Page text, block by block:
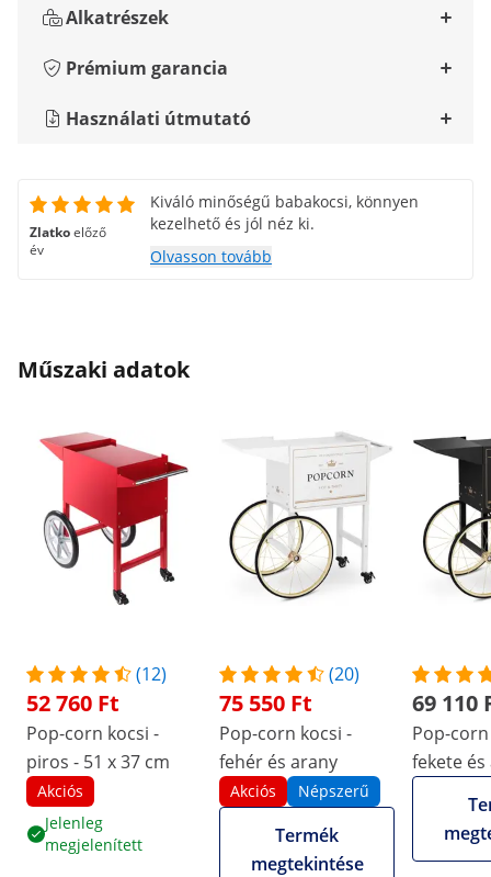
Alkatrészek
Prémium garancia
Használati útmutató
Zlatkoelőző
év
Kiváló minőségű babakocsi, könnyen
kezelhető és jól néz ki.
Olvasson tovább
Műszaki adatok
(12)
52 760 Ft
Pop-corn kocsi -
piros - 51 x 37 cm
Akciós
Jelenleg
megjelenített
(20)
75 550 Ft
Pop-corn kocsi -
fehér és arany
Akciós Népszerű
Termék
megtekintése
69 110
Pop-
fekete